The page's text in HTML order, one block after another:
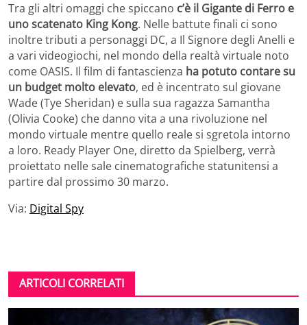
Tra gli altri omaggi che spiccano c’è il Gigante di Ferro e
uno scatenato King Kong. Nelle battute finali ci sono
inoltre tributi a personaggi DC, a Il Signore degli Anelli e
a vari videogiochi, nel mondo della realtà virtuale noto
come OASIS. Il film di fantascienza ha potuto contare su
un budget molto elevato, ed è incentrato sul giovane
Wade (Tye Sheridan) e sulla sua ragazza Samantha
(Olivia Cooke) che danno vita a una rivoluzione nel
mondo virtuale mentre quello reale si sgretola intorno
a loro. Ready Player One, diretto da Spielberg, verrà
proiettato nelle sale cinematografiche statunitensi a
partire dal prossimo 30 marzo.
Via: Digital Spy
ARTICOLI CORRELATI